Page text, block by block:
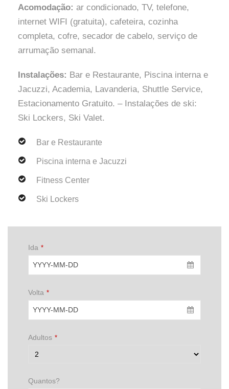
Acomodação: ar condicionado, TV, telefone,
internet WIFI (gratuita), cafeteira, cozinha
completa, cofre, secador de cabelo, serviço de
arrumação semanal.
Instalações: Bar e Restaurante, Piscina interna e
Jacuzzi, Academia, Lavanderia, Shuttle Service,
Estacionamento Gratuito. – Instalações de ski:
Ski Lockers, Ski Valet.
Bar e Restaurante
Piscina interna e Jacuzzi
Fitness Center
Ski Lockers
Ida *
Volta *
Adultos *
Quantos?